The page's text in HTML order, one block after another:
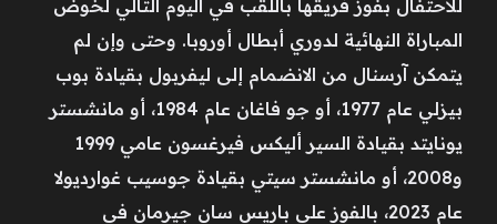
للاحتفال بفوز فريقها باللقب في اليوم التالي لخوض
المباراة النهائية لدوري أبطال أوروبا. وحتى وإن لم
يتمكن آرسنال من الانضمام إلى ليفربول بقيادة بوب
بيزلي عام 1977، أو جو فاغان عام 1984، أو مانشستر
يونايتد بقيادة السير أليكس فيرغسون عامي 1999
و2008، أو مانشستر سيتي بقيادة جوسيب غوارديولا
عام 2023، بالفوز على باريس سان جيرمان في